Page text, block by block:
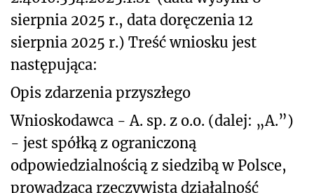
sierpnia 2025 r., data doręczenia 12
sierpnia 2025 r.) Treść wniosku jest
następująca:
Opis zdarzenia przyszłego
Wnioskodawca - A. sp. z o.o. (dalej: „A.”)
- jest spółką z ograniczoną
odpowiedzialnością z siedzibą w Polsce,
prowadzącą rzeczywistą działalność